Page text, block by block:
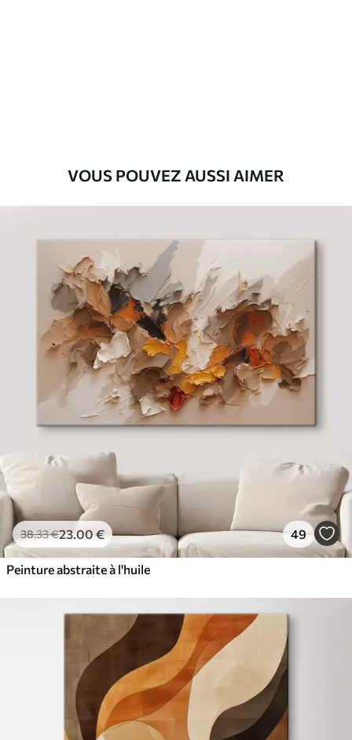
VOUS POUVEZ AUSSI AIMER
38.33€23.00€ 49
Peinture abstraite à l'huile